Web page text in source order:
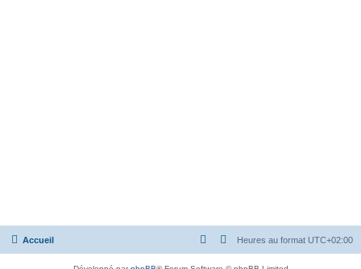
Accueil Heures au format UTC+02:00